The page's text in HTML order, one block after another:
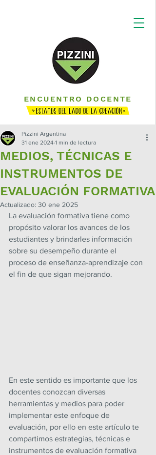
ENCUENTRO DOCENTE
MEDIOS, TÉCNICAS E
INSTRUMENTOS DE
EVALUACIÓN FORMATIVA
Pizzini Argentina
31 ene 2024 1 min de lectura
Actualizado: 30 ene 2025
La evaluación formativa tiene como
propósito valorar los avances de los
estudiantes y brindarles información
sobre su desempeño durante el
proceso de enseñanza-aprendizaje con
el fin de que sigan mejorando.
En este sentido es importante que los
docentes conozcan diversas
herramientas y medios para poder
implementar este enfoque de
evaluación, por ello en este artículo te
compartimos estrategias, técnicas e
instrumentos de evaluación formativa